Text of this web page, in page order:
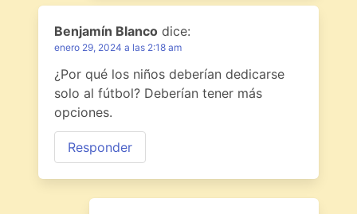
Benjamín Blanco dice:
enero 29, 2024 a las 2:18 am
¿Por qué los niños deberían dedicarse
solo al fútbol? Deberían tener más
opciones.
Responder